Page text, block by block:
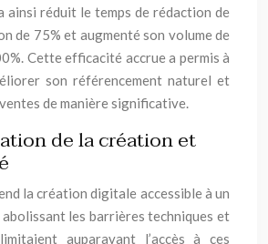
ainsi réduit le temps de rédaction de
de 75% et augmenté son volume de
Cette efficacité accrue a permis à
son référencement naturel et
de manière significative.
de la création et
la création digitale accessible à un
les barrières techniques et
auparavant l’accès à ces